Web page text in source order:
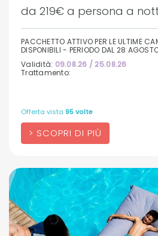
da 219€ a persona a
PACCHETTO ATTIVO PER LE ULTIME
DISPONIBILI - PERIODO DAL 28
Validità: 09.08.26 / 25.08.26
Trattamento:
SCOPRI DI PIÙ
Offerta vista 95 volte